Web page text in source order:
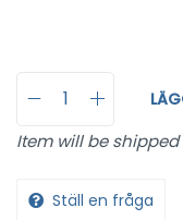
Item will be
Ställ en fråga